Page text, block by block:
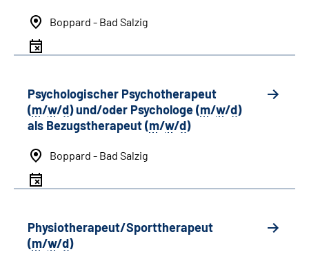
Boppard - Bad Salzig
Psychologischer Psychotherapeut
(m/w/d) und/oder Psychologe (m/w/d)
als Bezugstherapeut (m/w/d)
Boppard - Bad Salzig
Physiotherapeut/Sporttherapeut
(m/w/d)